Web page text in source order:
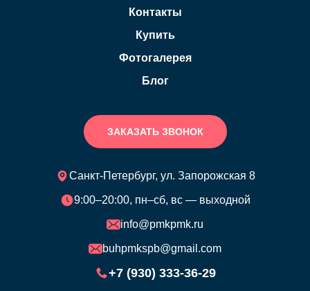
Контакты
Купить
Фотогалерея
Блог
ЗАКАЗАТЬ ЗВОНОК
Санкт-Петербург, ул. Запорожская 8
9:00–20:00, пн–сб, вс — выходной
info@pmkpmk.ru
buhpmkspb@gmail.com
+7 (930) 333-36-29